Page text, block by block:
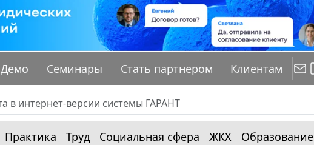
Демо Семинары Стать партнером Клиентам
Практика Труд Социальная сфера ЖКХ Образование